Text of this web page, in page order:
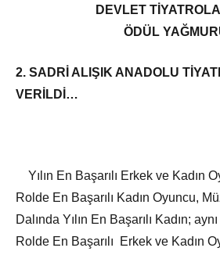
DEVLET
ÖDÜL
2. SADRİ ALIŞIK ANADOLU
VERİLDİ…
Yılın En Başarılı Erkek ve Kadın
Rolde En Başarılı Kadın Oyuncu,
Dalında Yılın En Başarılı Kadın;
Rolde En Başarılı Erkek ve Kadın